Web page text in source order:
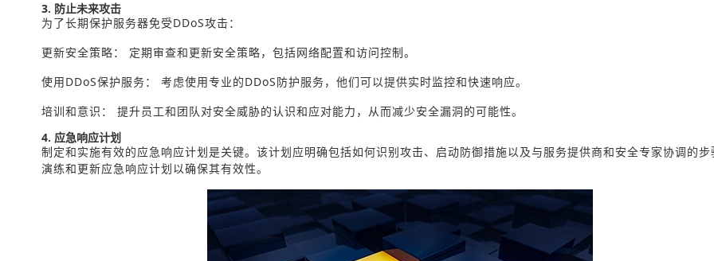
3. 防止未来攻击
为了长期保护服务器免受DDoS攻击：
更新安全策略： 定期审查和更新安全策略，包括网络配置和访问控制。
使用DDoS保护服务： 考虑使用专业的DDoS防护服务，他们可以提供实时监控和快速响应。
培训和意识： 提升员工和团队对安全威胁的认识和应对能力，从而减少安全漏洞的可能性。
4. 应急响应计划
制定和实施有效的应急响应计划是关键。该计划应明确包括如何识别攻击、启动防御措施以及与服务提供商和安全专家协调的
演练和更新应急响应计划以确保其有效性。